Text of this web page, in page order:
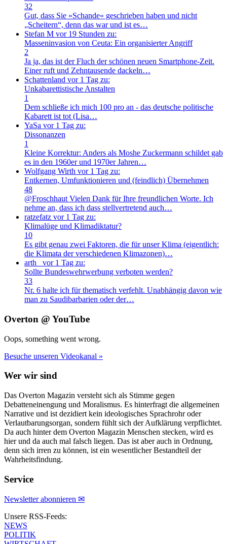
32
Gut, dass Sie »Schande« geschrieben haben und nicht
„Scheitern“, denn das war und ist es…
Stefan M vor 19 Stunden zu:
Masseninvasion von Ceuta: Ein organisierter Angriff
2
Ja ja, das ist der Fluch der schönen neuen Smartphone-Zeit.
Einer ruft und Zehntausende dackeln…
Schattenland vor 1 Tag zu:
Unkabarettistische Anstalten
1
Dem schließe ich mich 100 pro an - das deutsche politische
Kabarett ist tot (Lisa…
YaSa vor 1 Tag zu:
Dissonanzen
1
Kleine Korrektur: Anders als Moshe Zuckermann schildet gab
es in den 1960er und 1970er Jahren…
Wolfgang Wirth vor 1 Tag zu:
Entkernen, Umfunktionieren und (feindlich) Übernehmen
48
@Froschhaut Vielen Dank für Ihre freundlichen Worte. Ich
nehme an, dass ich dass stellvertretend auch…
ratzefatz vor 1 Tag zu:
Klimalüge und Klimadiktatur?
10
Es gibt genau zwei Faktoren, die für unser Klima (eigentlich:
die Klimata der verschiedenen Klimazonen)…
arth_ vor 1 Tag zu:
Sollte Bundeswehrwerbung verboten werden?
33
Nr. 6 halte ich für thematisch verfehlt. Unabhängig davon wie
man zu Saudibarbarien oder der…
Overton @ YouTube
Oops, something went wrong.
Besuche unseren Videokanal »
Wer wir sind
Das Overton Magazin versteht sich als Stimme gegen
Debatteneinengung und Moralismus. Es hinterfragt die allgemeinen
Narrative und ist dezidiert kein ideologisches Sprachrohr oder
Verlautbarungsorgan, sondern fühlt sich der Aufklärung verpflichtet.
Da auch hinter dem Overton Magazin Menschen stecken, wird es
hier und da auch mal falsch liegen. Das ist aber auch in Ordnung,
denn sich irren zu können, ist ein wesentlicher Bestandteil der
Wahrheitsfindung.
Service
Newsletter abonnieren ✉
Unsere RSS-Feeds:
NEWS
POLITIK